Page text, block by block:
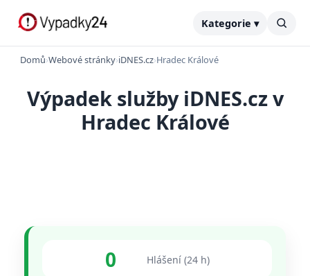
Kategorie ▾
Domů›Webové stránky›iDNES.cz›Hradec Králové
Výpadek služby iDNES.cz v
Hradec Králové
0 Hlášení (24 h)